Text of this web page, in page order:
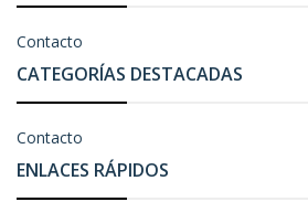
Contacto
CATEGORÍAS DESTACADAS
Contacto
ENLACES RÁPIDOS